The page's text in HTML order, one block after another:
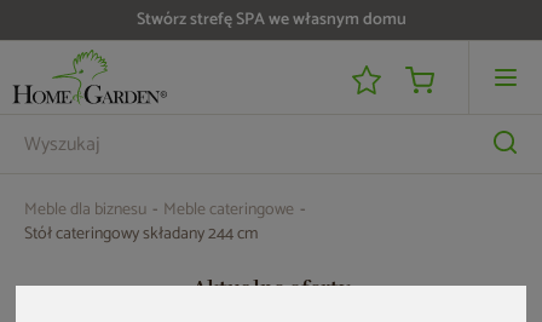
Do 25 000 zł zwrotu na kartę i raty RRSO 0%
Meble dla biznesu
Meble cateringowe
Stół cateringowy składany 244 cm
Aktualne oferty